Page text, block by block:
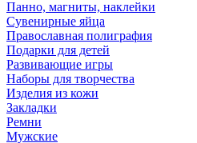
Панно, магниты, наклейки
Сувенирные яйца
Православная полиграфия
Подарки для детей
Развивающие игры
Наборы для творчества
Изделия из кожи
Закладки
Ремни
Мужские